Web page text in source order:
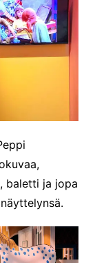
baletti ja jopa